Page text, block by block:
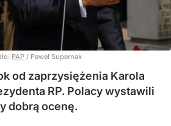
PAP / Paweł Supernak
od zaprzysiężenia Karola
RP. Polacy wystawili
dobrą ocenę.